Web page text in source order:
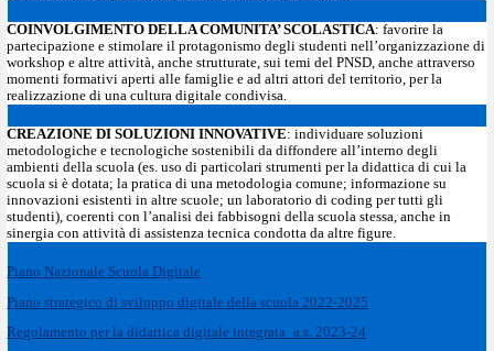
COINVOLGIMENTO DELLA COMUNITA’ SCOLASTICA: favorire la
partecipazione e stimolare il protagonismo degli studenti nell’organizzazione di
workshop e altre attività, anche strutturate, sui temi del PNSD, anche attraverso
momenti formativi aperti alle famiglie e ad altri attori del territorio, per la
realizzazione di una cultura digitale condivisa.
CREAZIONE DI SOLUZIONI INNOVATIVE: individuare soluzioni
metodologiche e tecnologiche sostenibili da diffondere all’interno degli
ambienti della scuola (es. uso di particolari strumenti per la didattica di cui la
scuola si è dotata; la pratica di una metodologia comune; informazione su
innovazioni esistenti in altre scuole; un laboratorio di coding per tutti gli
studenti), coerenti con l’analisi dei fabbisogni della scuola stessa, anche in
sinergia con attività di assistenza tecnica condotta da altre figure.
Piano Nazionale Scuola Digitale
Piano strategico di sviluppo digitale della scuola 2022-2025
Regolamento per la didattica digitale integrata_a.s. 2023-24